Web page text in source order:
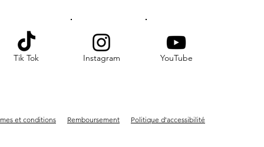
Tik Tok Instagram YouTube
et conditions Remboursement Politique d'accessibilité